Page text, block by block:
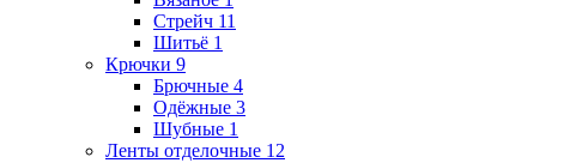
Стрейч 11
Шитьё 1
Крючки 9
Брючные 4
Одёжные 3
Шубные 1
Ленты отделочные 12